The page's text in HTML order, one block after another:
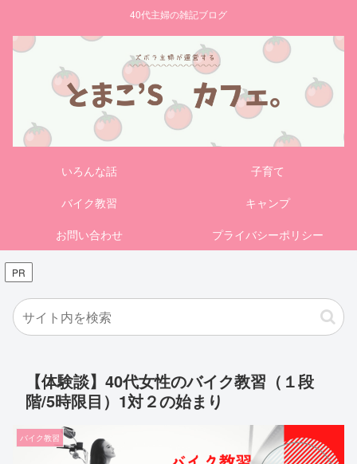
40代主婦の雑記ブログ
いろんな話
子育て
バイク教習
キャンプ
お問い合わせ
プライバシーポリシー
PR
【体験談】40代女性のバイク教習（１段
階/5時限目）1対２の始まり
バイク教習